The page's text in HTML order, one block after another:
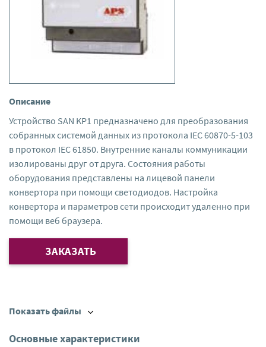
Описание
Устройство SAN KP1 предназначено для преобразования
собранных системой данных из протокола IEC 60870-5-103
в протокол IEC 61850. Внутренние каналы коммуникации
изолированы друг от друга. Состояния работы
оборудования представлены на лицевой панели
конвертора при помощи светодиодов. Настройка
конвертора и параметров сети происходит удаленно при
помощи веб браузера.
ЗАКАЗАТЬ
Показать файлы
Основные характеристики